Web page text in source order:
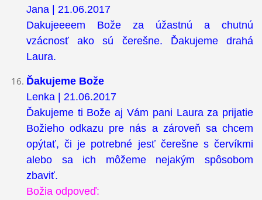
Jana | 21.06.2017
Dakujeeeem Bože za úžastnú a chutnú
vzácnosť ako sú čerešne. Ďakujeme drahá
Laura.
Ďakujeme Bože
Lenka | 21.06.2017
Ďakujeme ti Bože aj Vám pani Laura za prijatie
Božieho odkazu pre nás a zároveň sa chcem
opýtať, či je potrebné jesť čerešne s červíkmi
alebo sa ich môžeme nejakým spôsobom
zbaviť.
Božia odpoveď: